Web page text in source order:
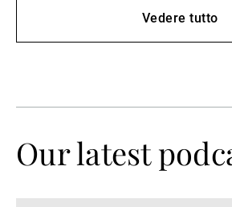
Vedere tutto
Our latest